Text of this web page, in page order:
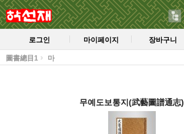
로그인 마이페이지 장바구니
圖書總目1 마
무예도보통지(武藝圖譜通志)